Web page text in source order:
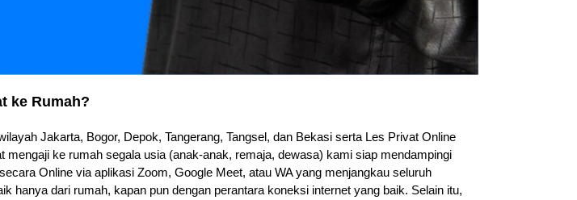
ke Rumah?
Jakarta, Bogor, Depok, Tangerang, Tangsel, dan Bekasi serta Les Privat Online
ke rumah segala usia (anak-anak, remaja, dewasa) kami siap mendampingi
Online via aplikasi Zoom, Google Meet, atau WA yang menjangkau seluruh
hanya dari rumah, kapan pun dengan perantara koneksi internet yang baik. Selain itu,